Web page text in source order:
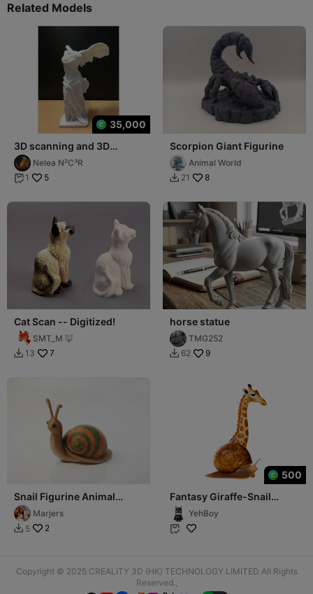
Related Models
35,000
3D scanning and 3D
modeling
Nelea N²C³R
 1 5
Scorpion Giant Figurine
Animal World
 21 8
Cat Scan -- Digitized!
SMT_M 🦊
 13 7
horse statue
TMG252
 62 9
Snail Figurine Animal
Sculpture 3D Printable
Marjers
 5 2
500
Fantasy Giraffe-Snail
Hybrid Statue
YehBoy

Copyright © 2025 CREALITY 3D (HK) TECHNOLOGY LIMITED All Rights
Reserved.,